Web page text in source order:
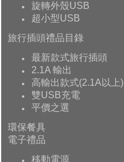
旋轉外殼USB
超小型USB
旅行插頭禮品目錄
最新款式旅行插頭
2.1A 輸出
高輸出款式(2.1A以上)
雙USB充電
平價之選
環保餐具
電子禮品
移動電源